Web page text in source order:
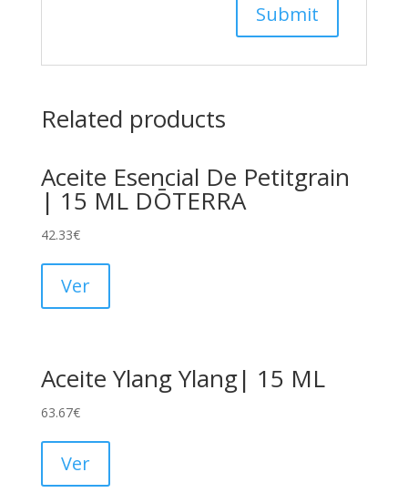
Related products
Aceite Esencial De Petitgrain
| 15 ML DŌTERRA
42.33€
Ver
Aceite Ylang Ylang| 15 ML
63.67€
Ver